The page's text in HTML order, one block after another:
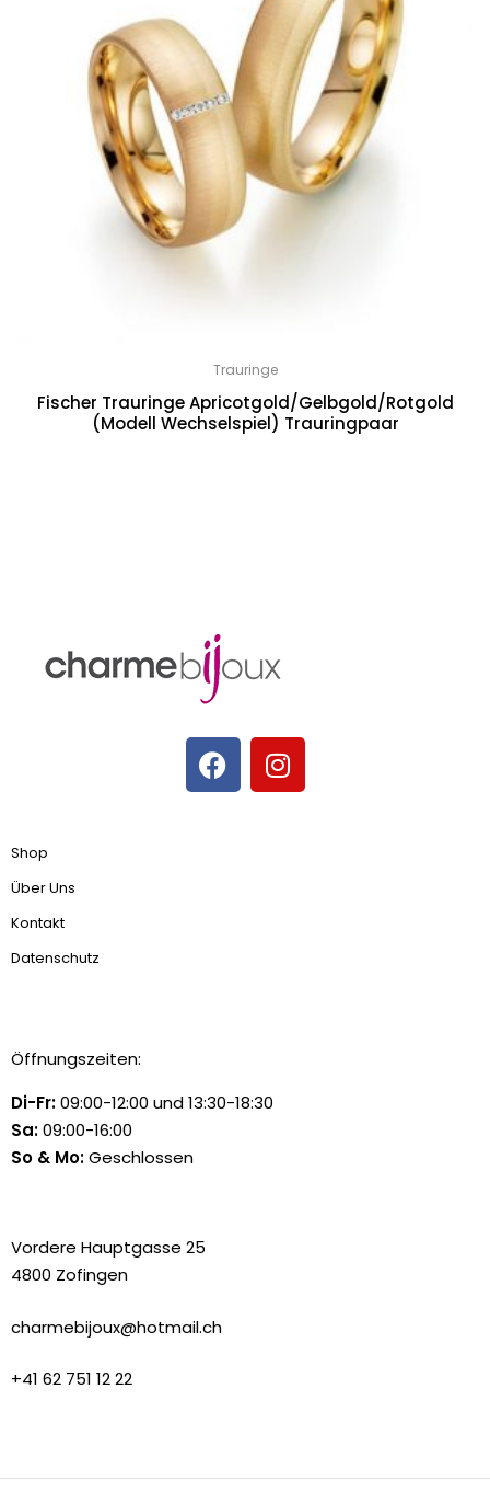
Trauringe
Fischer Trauringe Apricotgold/Gelbgold/Rotgold
(Modell Wechselspiel) Trauringpaar
Shop
Über Uns
Kontakt
Datenschutz
Öffnungszeiten:
Di-Fr:09:00-12:00 und 13:30-18:30
Sa:09:00-16:00
So & Mo:Geschlossen
Vordere Hauptgasse 25
4800 Zofingen
charmebijoux@hotmail.ch
+41 62 751 12 22